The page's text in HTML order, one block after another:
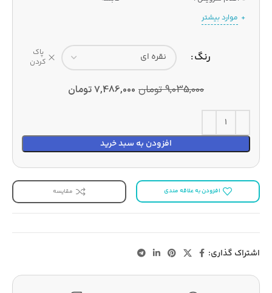
موارد بیشتر
رنگ
پاک
کردن
9,035,000 تومان 7,486,000تومان
افزودن به سبد خرید
افزودن به علاقه مندی مقایسه
اشتراک گذاری: